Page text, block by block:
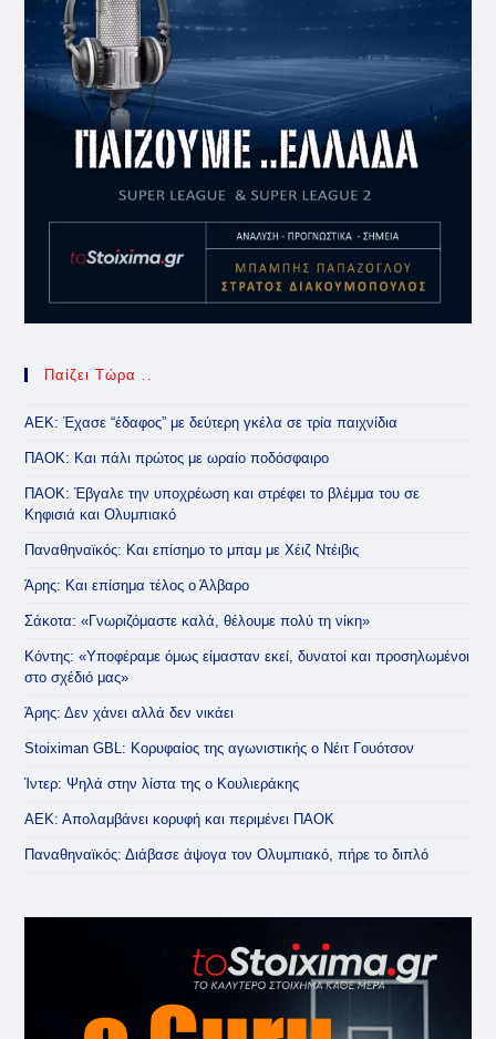
Παίζει Τώρα ..
ΑΕΚ: Έχασε “έδαφος” με δεύτερη γκέλα σε τρία παιχνίδια
ΠΑΟΚ: Και πάλι πρώτος με ωραίο ποδόσφαιρο
ΠΑΟΚ: Έβγαλε την υποχρέωση και στρέφει το βλέμμα του σε
Κηφισιά και Ολυμπιακό
Παναθηναϊκός: Και επίσημο το μπαμ με Χέιζ Ντέιβις
Άρης: Και επίσημα τέλος ο Άλβαρο
Σάκοτα: «Γνωριζόμαστε καλά, θέλουμε πολύ τη νίκη»
Κόντης: «Υποφέραμε όμως είμασταν εκεί, δυνατοί και προσηλωμένοι
στο σχέδιό μας»
Άρης: Δεν χάνει αλλά δεν νικάει
Stoiximan GBL: Κορυφαίος της αγωνιστικής ο Νέιτ Γουότσον
Ίντερ: Ψηλά στην λίστα της ο Κουλιεράκης
ΑΕΚ: Απολαμβάνει κορυφή και περιμένει ΠΑΟΚ
Παναθηναϊκός: Διάβασε άψογα τον Ολυμπιακό, πήρε το διπλό